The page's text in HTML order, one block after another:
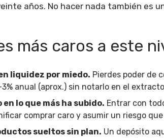
años. No hacer nada también es
más caros a este
liquidez por miedo. Pierdes poder de
anual (aprox.) sin notarlo en el
lo que más ha subido. Entrar con
comprar caro y asumir un riesgo que
sueltos sin plan. Un depósito